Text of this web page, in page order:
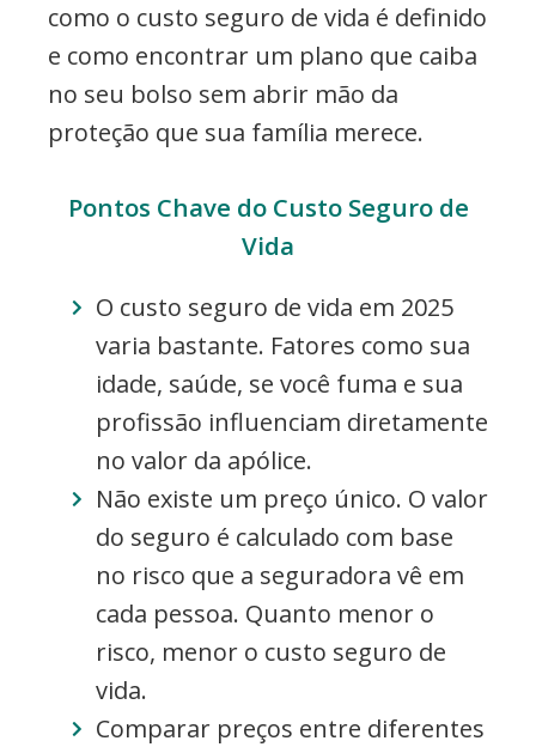
como o custo seguro de vida é definido
e como encontrar um plano que caiba
no seu bolso sem abrir mão da
proteção que sua família merece.
Pontos Chave do Custo Seguro de
Vida
O custo seguro de vida em 2025
varia bastante. Fatores como sua
idade, saúde, se você fuma e sua
profissão influenciam diretamente
no valor da apólice.
Não existe um preço único. O valor
do seguro é calculado com base
no risco que a seguradora vê em
cada pessoa. Quanto menor o
risco, menor o custo seguro de
vida.
Comparar preços entre diferentes